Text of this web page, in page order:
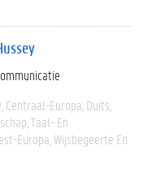
Centraal-Europa Duits
Taal- En
Europa Wijsbegeerte En